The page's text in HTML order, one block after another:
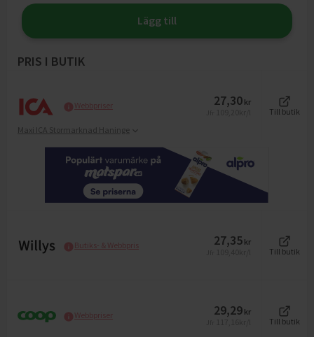
Lägg till
PRIS I BUTIK
Webbpriser 27,30 kr
Till butik
Maxi ICA Stormarknad Haninge
Butiks- & Webbpris 27,35 kr
Till butik
Webbpriser 29,29 kr
Till butik